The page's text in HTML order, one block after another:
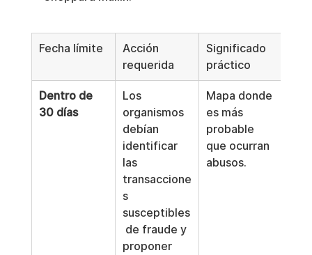
Fecha límite
Acción
requerida
Significado
práctico
Dentro de
30 días
Los
organismos
debían
identificar
las
transaccione
s
susceptibles
de fraude y
proponer
Mapa donde
es más
probable
que ocurran
abusos.